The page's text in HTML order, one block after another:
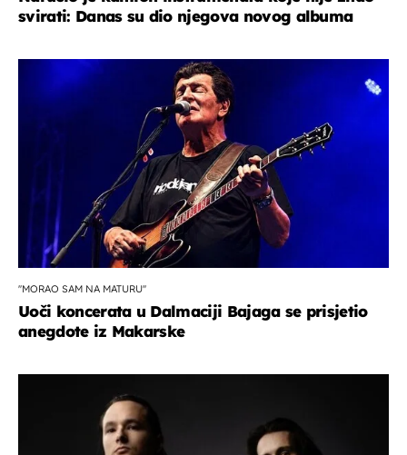
svirati: Danas su dio njegova novog albuma
''MORAO SAM NA MATURU''
Uoči koncerata u Dalmaciji Bajaga se prisjetio
anegdote iz Makarske